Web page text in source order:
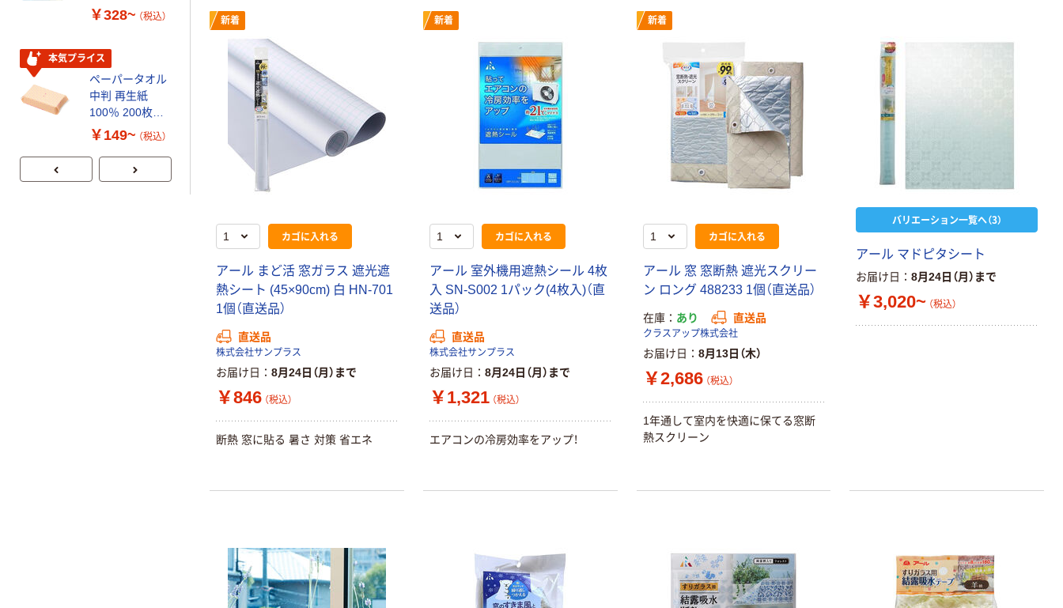
新着
カゴに入れる
アール まど活 窓ガラス 遮光遮
熱シート (45×90cm) 白 HN-701
1個（直送品）
直送品
株式会社サンプラス
お届け日 8月24日（月）まで
￥846 （税込）
断熱 窓に貼る 暑さ 対策 省エネ
新着
カゴに入れる
アール 室外機用遮熱シール 4枚
入 SN-S002 1パック(4枚入)（直
送品）
直送品
株式会社サンプラス
お届け日 8月24日（月）まで
￥1,321 （税込）
エアコンの冷房効率をアップ！
新着
カゴに入れる
アール 窓 窓断熱 遮光スクリー
ン ロング 488233 1個（直送品）
在庫 あり 直送品
クラスアップ株式会社
お届け日 8月13日（木）
￥2,686 （税込）
1年通して室内を快適に保てる窓断
熱スクリーン
バリエーション一覧へ（3）
アール マドピタシート
お届け日 8月24日（月）まで
￥3,020~ （税込）
スクル スマート
証
￥328~ （税込）
本気プライス
ペーパータオル
中判 再生紙
100％ 200枚
FSC認証 シング
企画 オリジナル
￥149~ （税込）
芯あり FSC認
証
期間限定価格
アスクル プラ
スチックグロー
ブ 薄手 粉な
し（パウダーフ
￥298~ （税込）
トル
￥686~
ファーストレイ
ト ホワイト紙コ
ローブ ブル
ー 粉なし（パ
￥698~ （税込）
アスクル 検査用
ディスポパンツ
ビッド PEFC認